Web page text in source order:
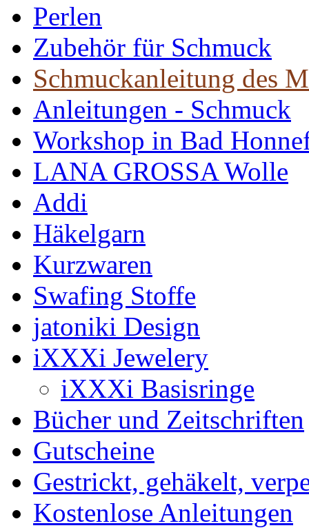
Perlen
Zubehör für Schmuck
Schmuckanleitung des
Anleitungen - Schmuck
Workshop in Bad
LANA GROSSA Wolle
Addi
Häkelgarn
Kurzwaren
Swafing Stoffe
jatoniki Design
iXXXi Jewelery
iXXXi Basisringe
Bücher und Zeitschriften
Gutscheine
Gestrickt, gehäkelt,
Kostenlose Anleitungen